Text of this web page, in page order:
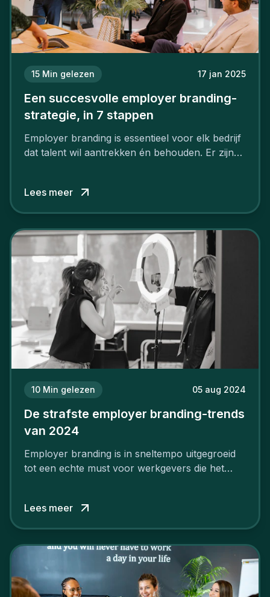
15 Min gelezen 17 jan 2025
Een succesvolle employer branding-
strategie, in 7 stappen
Employer branding is essentieel voor elk bedrijf
dat talent wil aantrekken én behouden. Er zijn
niet van vandaag op morgen. Hoe pak je dat
aan, starten met employer branding?
Lees meer
10 Min gelezen 05 aug 2024
De strafste employer branding-trends
van 2024
Employer branding is in sneltempo uitgegroeid
tot een echte must voor werkgevers die het
Lees meer